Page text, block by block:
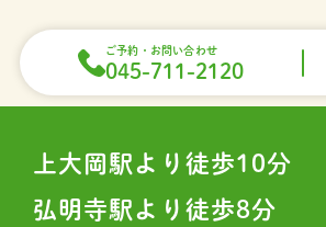
ご予約・お問い合わせ
045-711-2120
上大岡駅より徒歩10分
弘明寺駅より徒歩8分